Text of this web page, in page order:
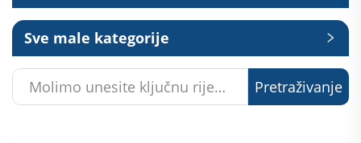
Sve male kategorije
Pretraživanje